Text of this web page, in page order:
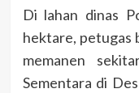
Di lahan dinas
hektare, petugas
memanen
Sementara di